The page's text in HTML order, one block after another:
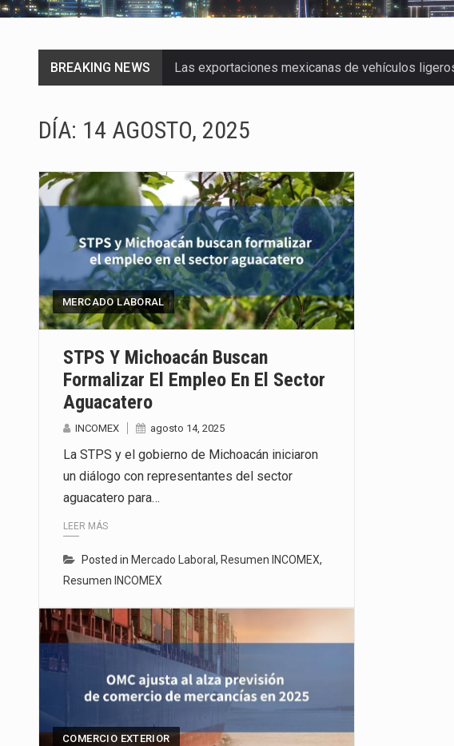
BREAKING NEWS Las exportaciones mexicanas de vehículos
La Coalition for a Prosperous America (CPA)
Solo el 17.8 % de las empresas en México se
Ante la suspensión temporal de las
Los créditos fiscales determinados a empresas
La industria automotriz mexicana concentra más
La inversión fija bruta en México registró un
El gobierno de Estados Unidos anunciará un
DÍA: 14 AGOSTO, 2025
MERCADO LABORAL
STPS Y Michoacán Buscan
Formalizar El Empleo En El Sector
Aguacatero
INCOMEX agosto 14, 2025
La STPS y el gobierno de Michoacán iniciaron
un diálogo con representantes del sector
aguacatero para…
LEER MÁS
Posted in Mercado Laboral, Resumen INCOMEX,
Resumen INCOMEX
COMERCIO EXTERIOR